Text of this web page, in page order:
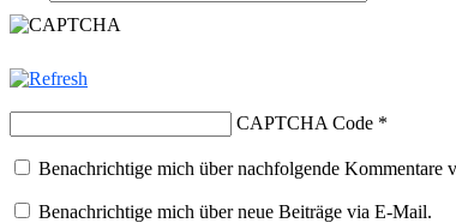
CAPTCHA Code *
Benachrichtige mich über nachfolgende Kommentare
Benachrichtige mich über neue Beiträge via E-Mail.